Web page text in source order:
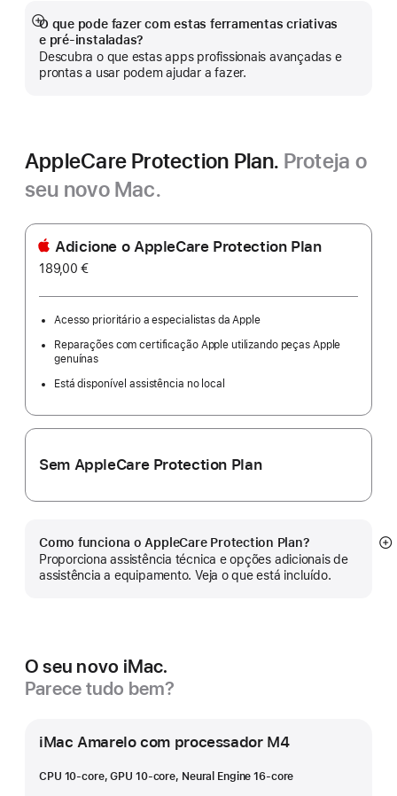
O que pode fazer com estas ferramentas criativas
e pré‑instaladas?
Descubra o que estas apps profissionais avançadas e
prontas a usar podem ajudar a fazer.
Veja
mais
AppleCare Protection Plan. Proteja o
seu novo Mac.
Adicione o AppleCare Protection Plan
189,00 €
Acesso prioritário a especialistas da Apple
Reparações com certificação Apple utilizando peças Apple
genuínas
Está disponível assistência no local
Sem AppleCare Protection Plan
Como funciona o AppleCare Protection Plan?
Proporciona assistência técnica e opções adicionais de
assistência a equipamento. Veja o que está incluído.
O seu novo iMac.
Parece tudo bem?
iMac Amarelo com processador M4
CPU 10‑core, GPU 10‑core, Neural Engine 16‑core